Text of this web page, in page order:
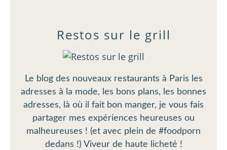
Restos sur le grill
Le blog des nouveaux restaurants à Paris les
adresses à la mode, les bons plans, les bonnes
adresses, là où il fait bon manger, je vous fais
partager mes expériences heureuses ou
malheureuses ! (et avec plein de #foodporn
dedans !) Viveur de haute licheté !